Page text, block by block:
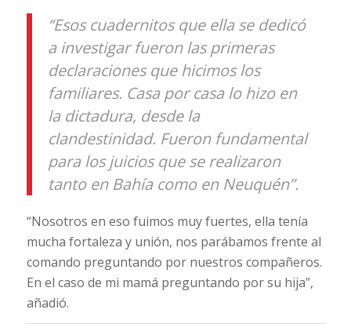
“Esos cuadernitos que ella se dedicó
a investigar fueron las primeras
declaraciones que hicimos los
familiares. Casa por casa lo hizo en
la dictadura, desde la
clandestinidad. Fueron fundamental
para los juicios que se realizaron
tanto en Bahía como en Neuquén”.
“Nosotros en eso fuimos muy fuertes, ella tenía
mucha fortaleza y unión, nos parábamos frente al
comando preguntando por nuestros compañeros.
En el caso de mi mamá preguntando por su hija”,
añadió.